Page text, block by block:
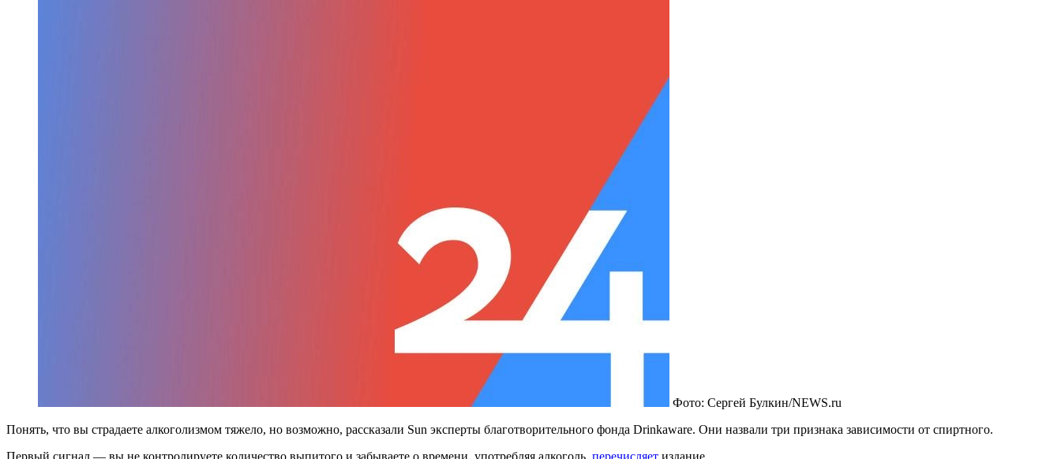
Фото: Сергей Булкин/NEWS.ru
Понять, что вы страдаете алкоголизмом тяжело, но возможно, рассказали Sun эксперты благотворительного фонда Drinkaware. Они назвали три признака зависимости от спиртного.
Первый сигнал — вы не контролируете количество выпитого и забываете о времени, употребляя алкоголь, перечисляет издание.